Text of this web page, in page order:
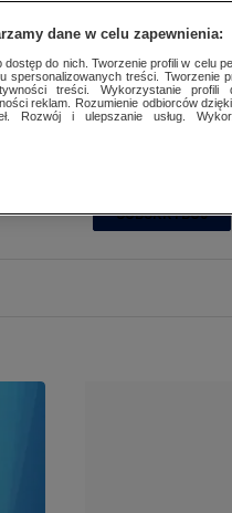
SUBSKRYBUJ
dane w celu zapewnienia:
do nich. Tworzenie profili w celu
spersonalizowanych treści. Tworzenie
treści. Wykorzystanie profili
reklam. Rozumienie odbiorców
Rozwój i ulepszanie usług.